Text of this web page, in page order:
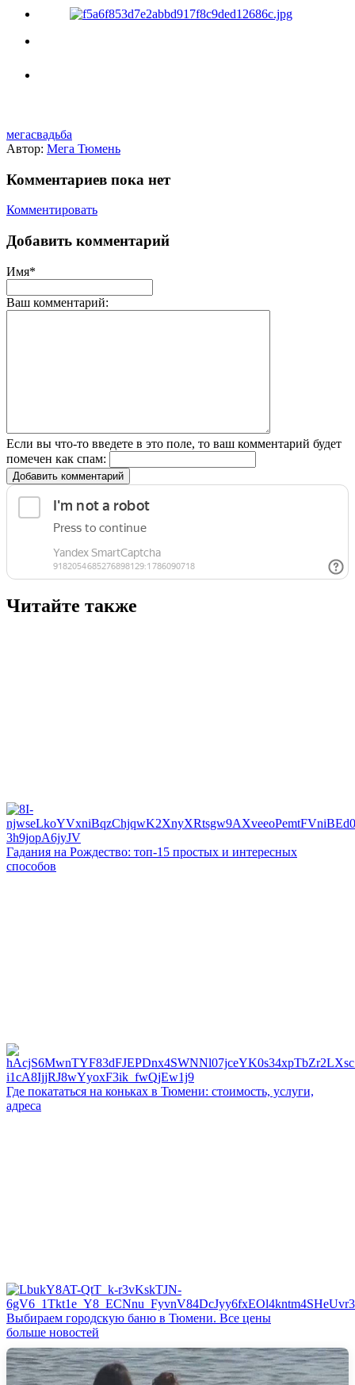
мегасвадьба
Автор: Мега Тюмень
Комментариев пока нет
Комментировать
Добавить комментарий
Имя*
Ваш комментарий:
Если вы что-то введете в это поле, то ваш комментарий будет
помечен как спам:
Добавить комментарий
Читайте также
Гадания на Рождество: топ-15 простых и интересных
способов
Где покататься на коньках в Тюмени: стоимость, услуги,
адреса
Выбираем городскую баню в Тюмени. Все цены
больше новостей